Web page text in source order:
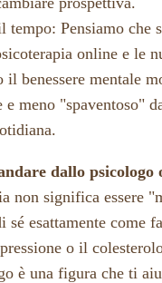
tempo: Pensiamo che
online e le
il benessere mentale
e meno "spaventoso"
dallo psicologo
non significa essere
sé esattamente come
o il
è una figura che ti